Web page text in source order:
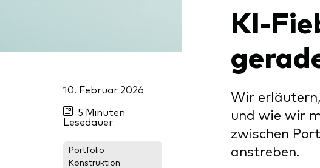
10. Februar 2026
5 Minuten
Lesedauer
Portfolio
Konstruktion
KI-
Wir
und wie wir
zwischen
anstreben.